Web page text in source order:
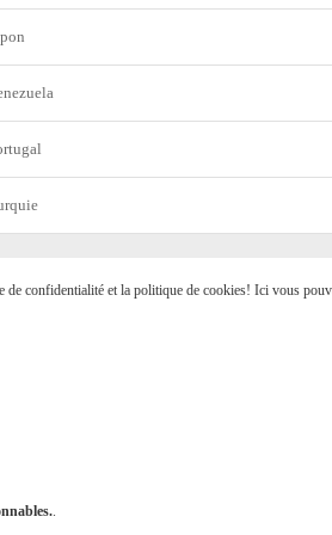
de confidentialité et la politique de cookies! Ici vous
.